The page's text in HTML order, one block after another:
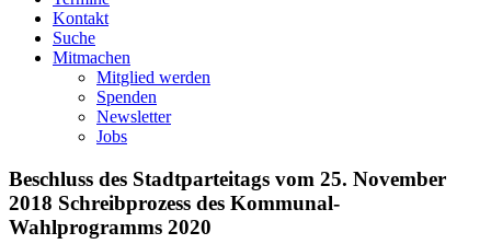
Kontakt
Suche
Mitmachen
Mitglied werden
Spenden
Newsletter
Jobs
Beschluss des Stadtparteitags vom 25. November
2018 Schreibprozess des Kommunal-
Wahlprogramms 2020